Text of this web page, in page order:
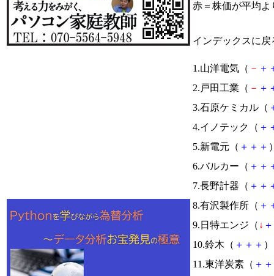
赤＝株価が平均
インデックスに戻
1.山洋電気（ － ＋
2.戸田工業（ － ＋
3.石原ケミカル（
4.イノテック（ ＋
5.新電元（ ＋ ＋ ＋
6.バルカー（ ＋ ＋
7.長野計器（ ＋ ＋
8.有沢製作所（ ＋
9.日特エンジ（ ↓ ＋
10.鈴木（ ＋ ＋ ＋
11.東洋炭素（ ＋ ＋